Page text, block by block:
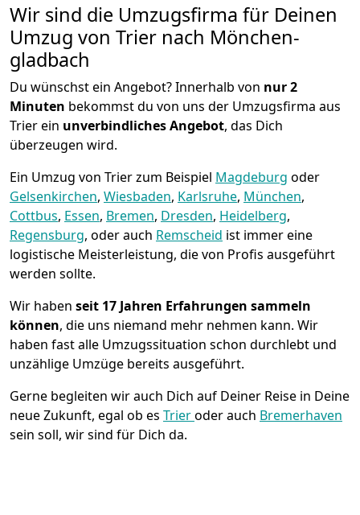
Wir sind die Umzugsfirma für Deinen
Umzug von Trier nach Mönchen­
gladbach
Du wünschst ein Angebot? Innerhalb von nur 2
Minuten bekommst du von uns der Umzugsfirma aus
Trier ein unverbindliches Angebot, das Dich
überzeugen wird.
Ein Umzug von Trier zum Beispiel Magdeburg oder
Gelsenkirchen, Wiesbaden, Karlsruhe, München,
Cottbus, Essen, Bremen, Dresden, Heidelberg,
Regensburg, oder auch Remscheid ist immer eine
logistische Meisterleistung, die von Profis ausgeführt
werden sollte.
Wir haben seit 17 Jahren Erfahrungen sammeln
können, die uns niemand mehr nehmen kann. Wir
haben fast alle Umzugssituation schon durchlebt und
unzählige Umzüge bereits ausgeführt.
Gerne begleiten wir auch Dich auf Deiner Reise in Deine
neue Zukunft, egal ob es Trieroder auch Bremer­haven
sein soll, wir sind für Dich da.